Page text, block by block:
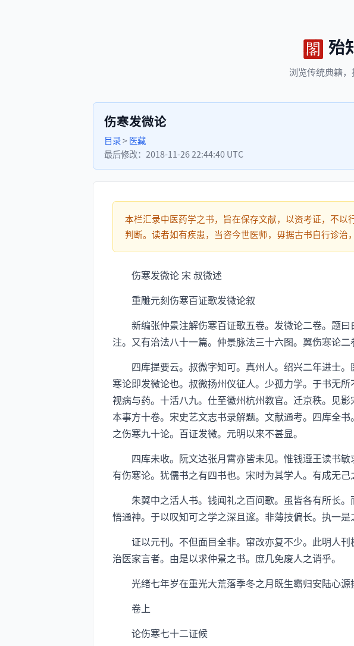
殆
浏览传统典籍，
伤寒发微论
目录>医藏
最后修改： 2018-11-26 22:44:40 UTC
本栏汇录中医药学之书，旨在保存文献，以资考证，不
判断。读者如有疾患，当咨今世医师，毋据古书自行诊治
伤寒发微论 宋 叔微述
重雕元刻伤寒百证歌发微论叙
新编张仲景注解伤寒百证歌五卷。发微论二卷。题曰
注。又有治法八十一篇。仲景脉法三十六图。翼伤寒论二
四库提要云。叔微字知可。真州人。绍兴二年进士。
寒论即发微论也。叔微扬州仪征人。少孤力学。于书无
视病与药。十活八九。仕至徽州杭州教官。迁京秩。见
本事方十卷。宋史艺文志书录解题。文献通考。四库全
之伤寒九十论。百证发微。元明以来不甚显。
四库未收。阮文达张月霄亦皆未见。惟钱遵王读书敏
有伤寒论。犹儒书之有四书也。宋时为其学人。有成无
朱翼中之活人书。钱闻礼之百问歌。虽皆各有所长。
悟通神。于以叹知可之学之深且邃。非薄技偏长。执一
证以元刊。不但面目全非。窜改亦复不少。此明人刊
治医家言者。由是以求仲景之书。庶几免废人之诮乎。
光绪七年岁在重光大荒落季冬之月既生霸归安陆心源
卷上
论伤寒七十二证候